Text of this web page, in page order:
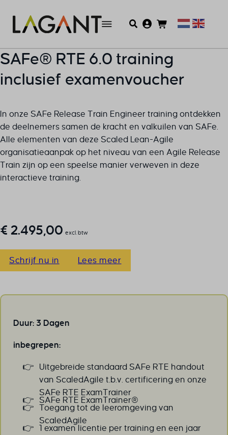
SAFe® RTE 6.0 training
inclusief examenvoucher
In onze SAFe Release Train Engineer training ontdekken
de deelnemers samen de kracht en valkuilen van SAFe.
Alle elementen van deze Scaled Lean-Agile
organisatieaanpak op het niveau van een Agile Release
Train zijn op een speelse manier verweven in deze
interactieve training.
€ 2.495,00 excl. btw
Schrijf nu in Lees meer
Duur: 3 Dagen
inbegrepen:
Uitgebreide standaard SAFe RTE handout
van ScaledAgile t.b.v. certificering en onze
SAFe RTE ExamTrainer
SAFe RTE ExamTrainer®
Toegang tot de leeromgeving van
ScaledAgile
1 examen licentie per training en een jaar